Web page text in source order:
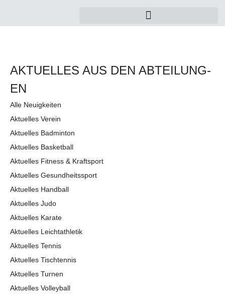
AKTUELLES AUS DEN AB­TEI­LUNG­
EN
Alle Neuigkeiten
Aktuelles Verein
Aktuelles Badminton
Aktuelles Basketball
Aktuelles Fitness & Kraftsport
Aktuelles Gesundheitssport
Aktuelles Handball
Aktuelles Judo
Aktuelles Karate
Aktuelles Leichtathletik
Aktuelles Tennis
Aktuelles Tischtennis
Aktuelles Turnen
Aktuelles Volleyball